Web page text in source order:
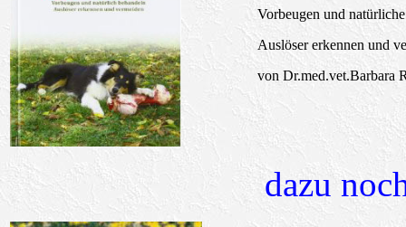
Vorbeugen und
Auslöser erkennen und
von Dr.med.vet.Barbara
dazu